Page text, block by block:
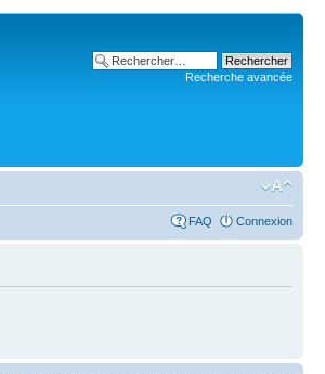
Recherche avancée
FAQ Connexion